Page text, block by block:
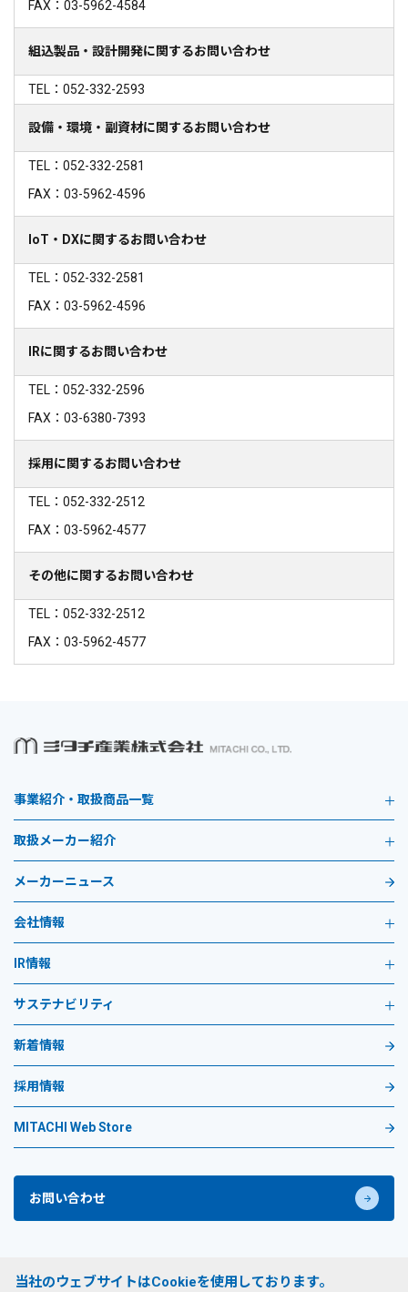
FAX：03-5962-4584
組込製品・設計開発に関するお問い合わせ
TEL：052-332-2593
設備・環境・副資材に関するお問い合わせ
TEL：052-332-2581
FAX：03-5962-4596
IoT・DXに関するお問い合わせ
TEL：052-332-2581
FAX：03-5962-4596
IRに関するお問い合わせ
TEL：052-332-2596
FAX：03-6380-7393
採用に関するお問い合わせ
TEL：052-332-2512
FAX：03-5962-4577
その他に関するお問い合わせ
TEL：052-332-2512
FAX：03-5962-4577
事業紹介・取扱商品一覧
取扱メーカー紹介
メーカーニュース
会社情報
IR情報
サステナビリティ
新着情報
採用情報
MITACHI Web Store
お問い合わせ
当社のウェブサイトはCookieを使用しております。